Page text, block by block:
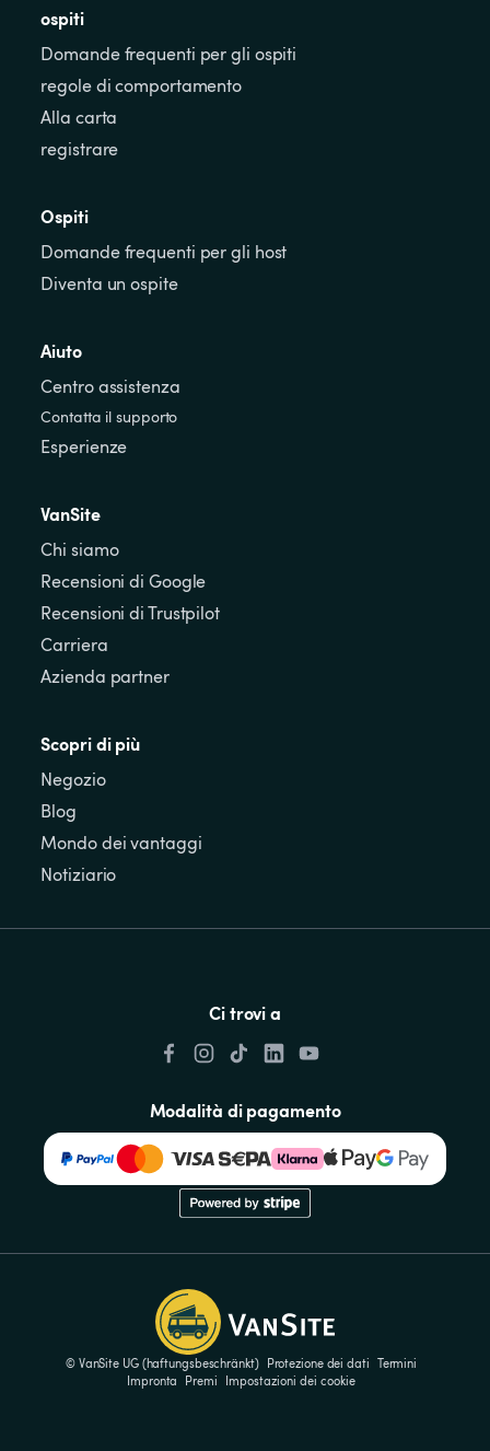
ospiti
Domande frequenti per gli ospiti
regole di comportamento
Alla carta
registrare
Ospiti
Domande frequenti per gli host
Diventa un ospite
Aiuto
Centro assistenza
Contatta il supporto
Esperienze
VanSite
Chi siamo
Recensioni di Google
Recensioni di Trustpilot
Carriera
Azienda partner
Scopri di più
Negozio
Blog
Mondo dei vantaggi
Notiziario
Ci trovi a
Modalità di pagamento
© VanSite UG (haftungsbeschränkt) Protezione dei dati Termini
Impronta
Premi Impostazioni dei cookie